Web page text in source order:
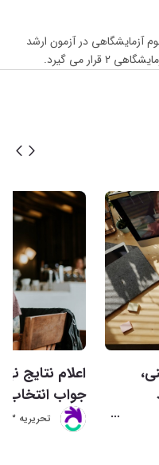
می گیرد.
جواب انتخاب
تحريريه 3گام